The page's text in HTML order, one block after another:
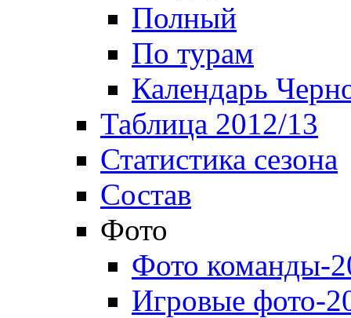
Полный
По турам
Календарь
Таблица 2012/13
Статистика сезона
Состав
Фото
Фото команды-
Игровые фото-